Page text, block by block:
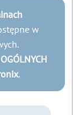
w
OGÓLNYCH
.